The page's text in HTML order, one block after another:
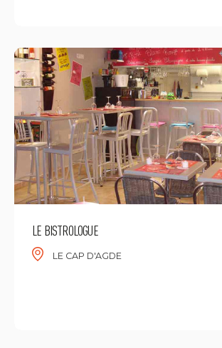
LE BISTROLOGUE
LE CAP D'AGDE